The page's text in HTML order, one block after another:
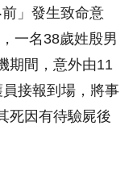
」發生致命意
一名38歲姓殷男
期間，意外由11
接報到場，將事
死因有待驗屍後